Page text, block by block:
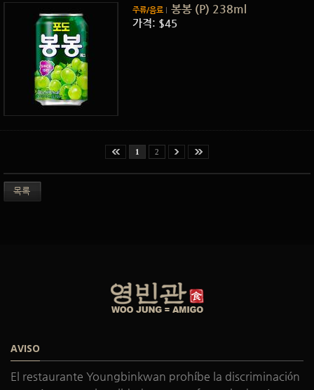
주류/음료 봉봉 (P) 238ml
가격: $45
1 2
목록
AVISO
El restaurante Youngbinkwan prohíbe la discriminación